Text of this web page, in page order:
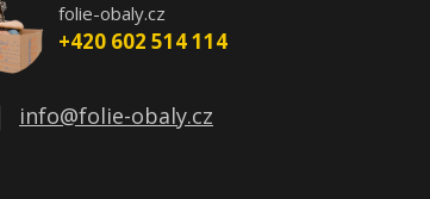
folie-obaly.cz
+420 602 514 114
info@folie-obaly.cz